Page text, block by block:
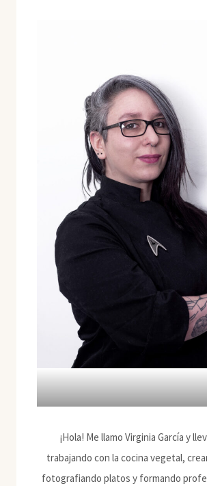
¡Hola! Me llamo Virginia García y
trabajando con la cocina vegetal,
fotografiando platos y formando